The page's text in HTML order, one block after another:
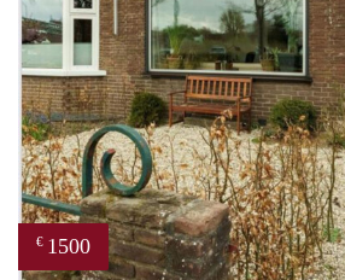
€ 1500